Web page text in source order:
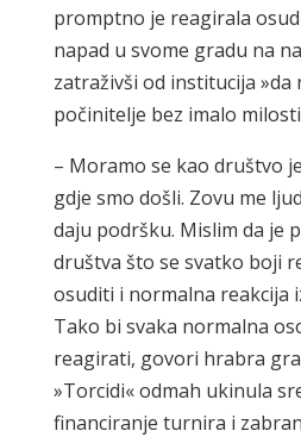
promptno je reagirala
napad u svome gradu na
zatraživši od institucija »da
počinitelje bez imalo
– Moramo se kao društvo
gdje smo došli. Zovu me
daju podršku. Mislim da je
društva što se svatko boji
osuditi i normalna reakcija
Tako bi svaka normalna
reagirati, govori hrabra
»Torcidi« odmah ukinula
financiranje turnira i